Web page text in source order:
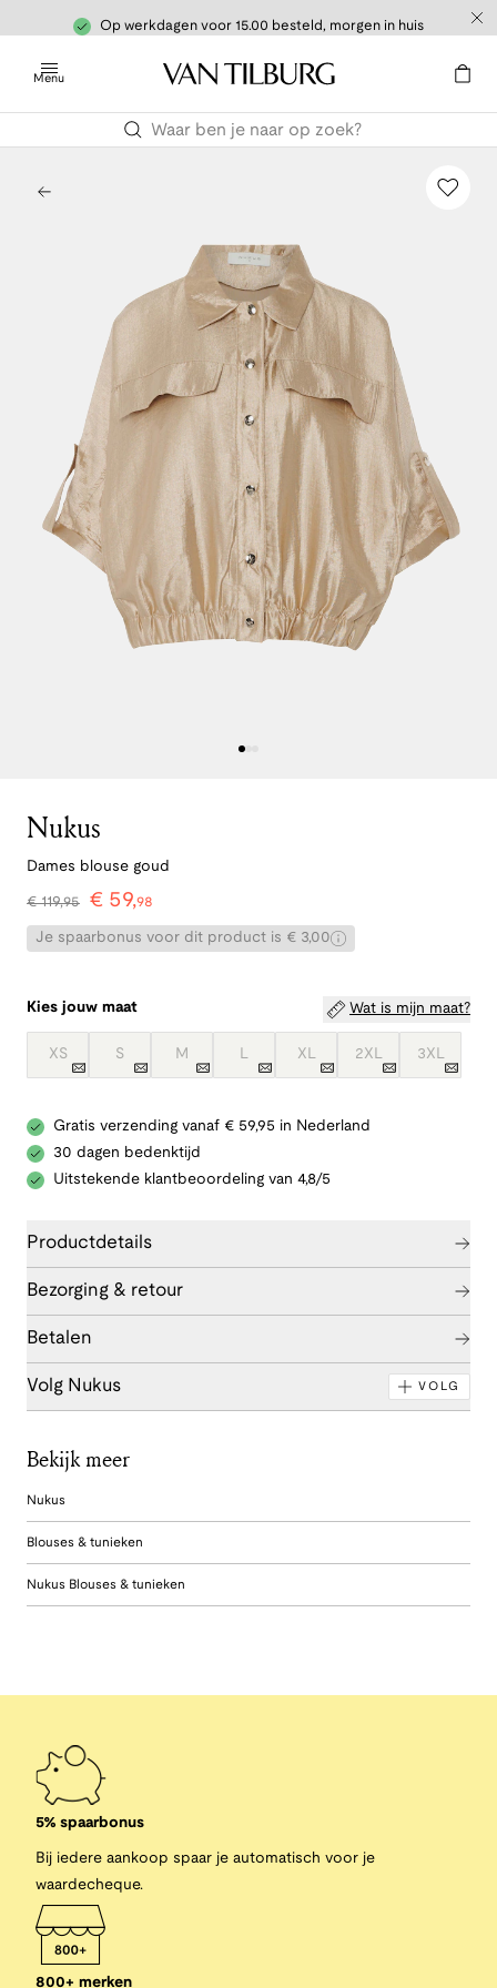
Op werkdagen voor 15.00 besteld, morgen in huis
Menu
Nukus
Dames blouse goud
€119,95 € 59,98
Je spaarbonus voor dit product is € 3,00
Kies jouw maat Wat is mijn maat?
XS S M L XL 2XL 3XL
Gratis verzending vanaf € 59,95 in Nederland
30 dagen bedenktijd
Uitstekende klantbeoordeling van 4,8/5
Productdetails
Bezorging & retour
Betalen
Volg Nukus VOLG
Bekijk meer
Nukus
Blouses & tunieken
Nukus Blouses & tunieken
5% spaarbonus
Bij iedere aankoop spaar je automatisch voor je
waardecheque.
800+ merken